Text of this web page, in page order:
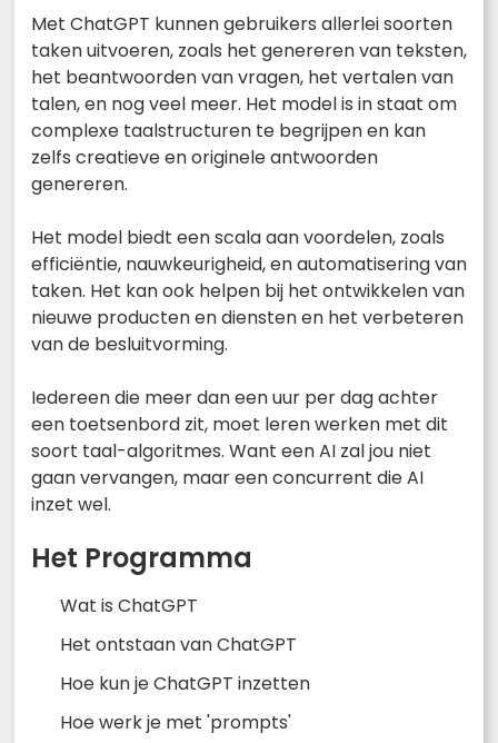
Met ChatGPT kunnen gebruikers allerlei soorten
taken uitvoeren, zoals het genereren van teksten,
het beantwoorden van vragen, het vertalen van
talen, en nog veel meer. Het model is in staat om
complexe taalstructuren te begrijpen en kan
zelfs creatieve en originele antwoorden
genereren.
Het model biedt een scala aan voordelen, zoals
efficiëntie, nauwkeurigheid, en automatisering van
taken. Het kan ook helpen bij het ontwikkelen van
nieuwe producten en diensten en het verbeteren
van de besluitvorming.
Iedereen die meer dan een uur per dag achter
een toetsenbord zit, moet leren werken met dit
soort taal-algoritmes. Want een AI zal jou niet
gaan vervangen, maar een concurrent die AI
inzet wel.
Het Programma
Wat is ChatGPT
Het ontstaan van ChatGPT
Hoe kun je ChatGPT inzetten
Hoe werk je met 'prompts'